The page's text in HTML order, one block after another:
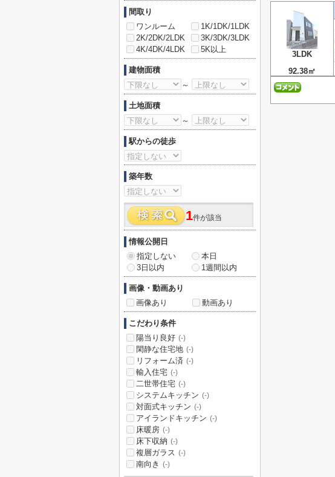
3LDK
92.38㎡
間取り
ワンルーム
1K/1DK/1LDK
2K/2DK/2LDK
3K/3DK/3LDK
4K/4DK/4LDK
5K以上
建物面積
～
土地面積
～
駅からの徒歩
築年数
1件が該当
情報公開日
指定しない
本日
3日以内
1週間以内
画像・動画あり
画像あり
動画あり
こだわり条件
陽当り良好 (-)
閑静な住宅地 (-)
リフォーム済 (-)
輸入住宅 (-)
二世帯住宅 (-)
システムキッチン (-)
対面式キッチン (-)
アイランドキッチン (-)
床暖房 (-)
床下収納 (-)
複層ガラス (-)
南向き (-)